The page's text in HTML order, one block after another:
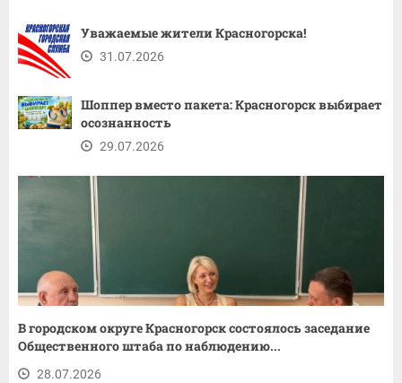
Уважаемые жители Красногорска!
31.07.2026
Шоппер вместо пакета: Красногорск выбирает
осознанность
29.07.2026
В городском округе Красногорск состоялось заседание
Общественного штаба по наблюдению...
28.07.2026